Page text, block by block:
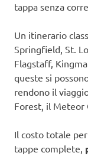
tappa senza
Un itinerario
Springfield, St.
Flagstaff,
queste si
rendono il
Forest, il Meteor
Il costo totale
tappe complete,